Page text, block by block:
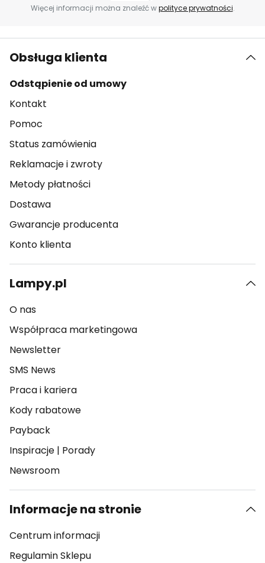
Więcej informacji można znaleźć wpolityce prywatności.
Obsługa klienta
Odstąpienie od umowy
Kontakt
Pomoc
Status zamówienia
Reklamacje i zwroty
Metody płatności
Dostawa
Gwarancje producenta
Konto klienta
Lampy.pl
O nas
Współpraca marketingowa
Newsletter
SMS News
Praca i kariera
Kody rabatowe
Payback
Inspiracje | Porady
Newsroom
Informacje na stronie
Centrum informacji
Regulamin Sklepu